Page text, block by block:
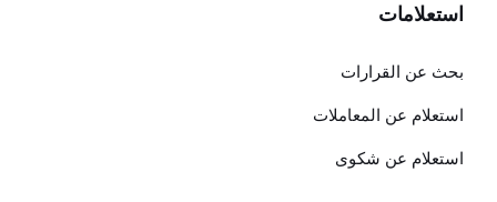
استعلامات
بحث عن القرارات
استعلام عن المعاملات
استعلام عن شكوى